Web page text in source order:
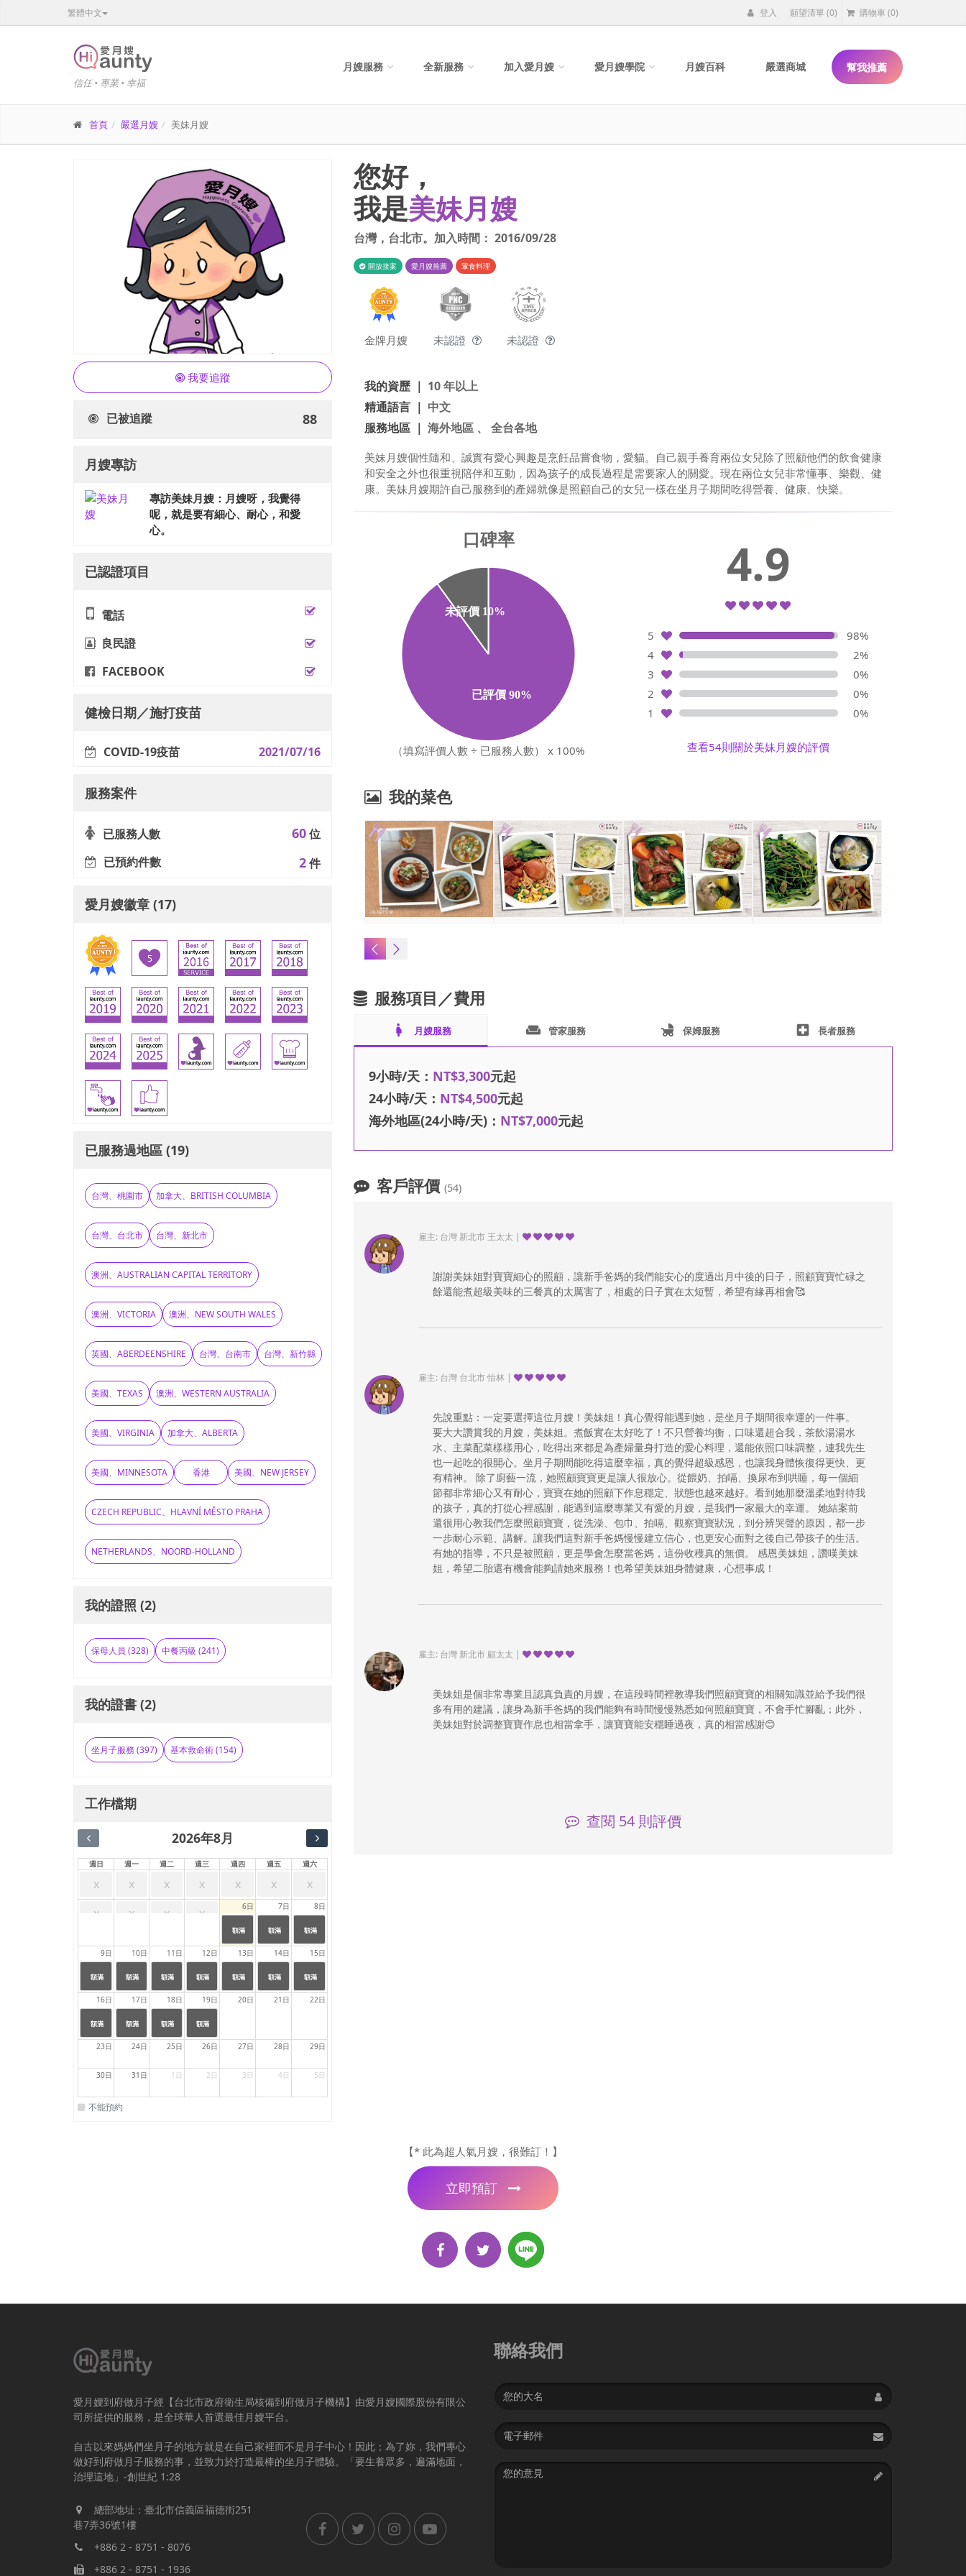
繁體中文 登入 願望清單(0) 購物車 (0)
信任 • 專業 • 幸福
月嫂服務 全新服務 加入愛月嫂 愛月嫂學院 月嫂百科 嚴選商城 幫我推薦
首頁 嚴選月嫂 美妹月嫂
我要追蹤
已被追蹤 88
您好，
我是美妹月嫂
台灣， 台北市。加入時間： 2016/09/28
開放接案 愛月嫂推薦 葷食料理
金牌月嫂 未認證 未認證
我的資歷 ｜ 10 年以上
精通語言 ｜ 中文
服務地區 ｜ 海外地區 、 全台各地
美妹月嫂個性隨和、誠實有愛心興趣是烹飪品嘗食物，愛貓。自己親手養育兩位女兒除了照顧他們的飲食健康
和安全之外也很重視陪伴和互動，因為孩子的成長過程是需要家人的關愛。現在兩位女兒非常懂事、樂觀、健
康。美妹月嫂期許自己服務到的產婦就像是照顧自己的女兒一樣在坐月子期間吃得營養、健康、快樂。
（填寫評價人數 ÷ 已服務人數） x 100%
4.9
5
98%
4
2%
3
0%
2
0%
1
0%
查看54則關於美妹月嫂的評價
我的菜色
月嫂專訪
專訪美妹月嫂：月嫂呀，我覺得
呢，就是要有細心、耐心，和愛
心。
已認證項目
電話
良民證
FACEBOOK
健檢日期／施打疫苗
COVID-19疫苗 2021/07/16
服務案件
已服務人數 60位
已預約件數
2件
愛月嫂徽章 (17)
已服務過地區 (19)
台灣、桃園市 加拿大、BRITISH COLUMBIA
台灣、台北市 台灣、新北市
澳洲、AUSTRALIAN CAPITAL TERRITORY
澳洲、VICTORIA 澳洲、NEW SOUTH WALES
英國、ABERDEENSHIRE 台灣、台南市 台灣、新竹縣
美國、TEXAS 澳洲、WESTERN AUSTRALIA
美國、VIRGINIA 加拿大、ALBERTA
美國、MINNESOTA 香港 美國、NEW JERSEY
CZECH REPUBLIC、HLAVNÍ MĚSTO PRAHA
NETHERLANDS、NOORD-HOLLAND
我的證照 (2)
保母人員 (328) 中餐丙級 (241)
我的證書 (2)
坐月子服務 (397) 基本救命術 (154)
工作檔期
2026年8月
週日 週一 週二 週三 週四 週五 週六
x x x x x x
x
x
x x x 6日 7日 8日
額滿
|
23:59
額滿
|
23:59
額滿
|
23:59
9日 10日 11日 12日 13日 14日 15日
額滿
|
23:59
額滿
|
23:59
額滿
|
23:59
額滿
|
23:59
額滿
|
23:59
額滿
|
23:59
額滿
|
23:59
16日 17日 18日 19日 20日 21日 22日
額滿
|
23:59
額滿
|
23:59
額滿
|
23:59
額滿
|
23:59
23日 24日 25日 26日 27日 28日 29日
30日 31日 1日 2日 3日 4日 5日
不能預約
服務項目／費用
pregnant_woman 月嫂服務 weekend 管家服務 child_friendly 保姆服務 local_hospital 長者服務
9小時/天： NT$3,300元起
24小時/天： NT$4,500元起
海外地區(24小時/天)： NT$7,000元起
客戶評價 (54)
雇主: 台灣 新北市 王太太 |
謝謝美妹姐對寶寶細心的照顧，讓新手爸媽的我們能安心的度過出月中後的日子，照顧寶寶忙碌之
餘還能煮超級美味的三餐真的太厲害了，相處的日子實在太短暫，希望有緣再相會🥰
雇主: 台灣 台北市 怡林 |
先說重點：一定要選擇這位月嫂！美妹姐！真心覺得能遇到她，是坐月子期間很幸運的一件事。
要大大讚賞我的月嫂，美妹姐。煮飯實在太好吃了！不只營養均衡，口味還超合我，茶飲湯湯水
水、主菜配菜樣樣用心，吃得出來都是為產婦量身打造的愛心料理，還能依照口味調整，連我先生
也一起吃的很開心。坐月子期間能吃得這麼幸福，真的覺得超級感恩，也讓我身體恢復得更快、更
有精神。 除了廚藝一流，她照顧寶寶更是讓人很放心。從餵奶、拍嗝、換尿布到哄睡，每一個細
節都非常細心又有耐心，寶寶在她的照顧下作息穩定、狀態也越來越好。看到她那麼溫柔地對待我
的孩子，真的打從心裡感謝，能遇到這麼專業又有愛的月嫂，是我們一家最大的幸運。 她結案前
還很用心教我們怎麼照顧寶寶，從洗澡、包巾、拍嗝、觀察寶寶狀況，到分辨哭聲的原因，都一步
一步耐心示範、講解。讓我們這對新手爸媽慢慢建立信心，也更安心面對之後自己帶孩子的生活。
有她的指導，不只是被照顧，更是學會怎麼當爸媽，這份收穫真的無價。 感恩美妹姐，讚嘆美妹
姐，希望二胎還有機會能夠請她來服務！也希望美妹姐身體健康，心想事成！
雇主: 台灣 新北市 顧太太 |
美妹姐是個非常專業且認真負責的月嫂，在這段時間裡教導我們照顧寶寶的相關知識並給予我們很
多有用的建議，讓身為新手爸媽的我們能夠有時間慢慢熟悉如何照顧寶寶，不會手忙腳亂；此外，
美妹姐對於調整寶寶作息也相當拿手，讓寶寶能安穩睡過夜，真的相當感謝😊
查閱 54 則評價
【* 此為超人氣月嫂，很難訂！】
立即預訂
愛月嫂到府做月子經【台北市政府衛生局核備到府做月子機構】由愛月嫂國際股份有限公
司所提供的服務，是全球華人首選最佳月嫂平台。
自古以來媽媽們坐月子的地方就是在自己家裡而不是月子中心！因此；為了妳，我們專心
做好到府做月子服務的事，並致力於打造最棒的坐月子體驗。「要生養眾多，遍滿地面，
治理這地」-創世紀 1:28
總部地址：臺北市信義區福德街251
巷7弄36號1樓
+886 2 - 8751 - 8076
+886 2 - 8751 - 1936
聯絡我們
Name
Email
address
Message